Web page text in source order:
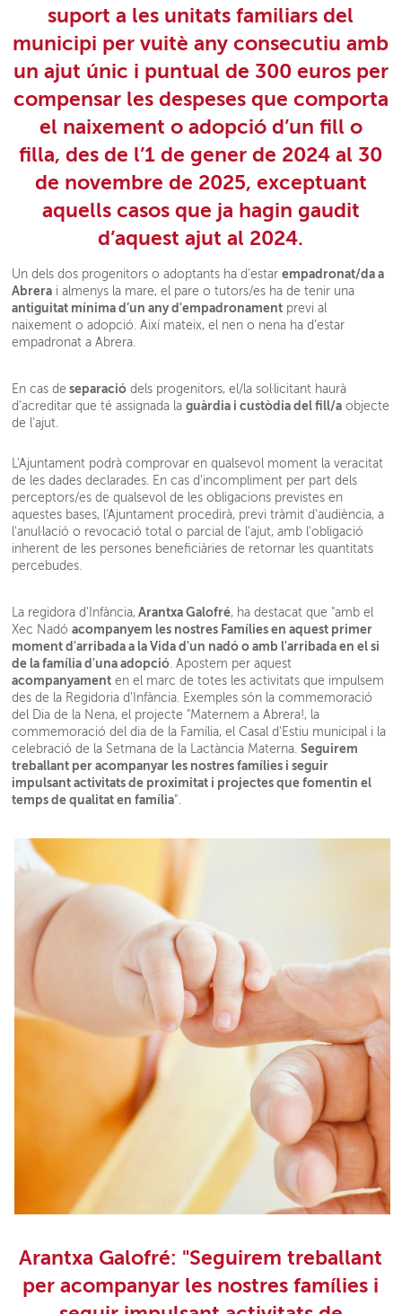
suport a les unitats familiars del
municipi per vuitè any consecutiu amb
un ajut únic i puntual de 300 euros per
compensar les despeses que comporta
el naixement o adopció d’un fill o
filla,des de l’1 de gener de 2024 al 30
de novembre de 2025, exceptuant
aquells casos que ja hagin gaudit
d’aquest ajut al 2024.
Un dels dos progenitors o adoptants ha d’estarempadronat/da a
Abrera i almenys la mare, el pare o tutors/es ha de tenir una
antiguitat mínima d’un any d'empadronament previ al
naixement o adopció. Així mateix, el nen o nena ha d’estar
empadronat a Abrera.
En cas de separació dels progenitors, el/la sol·licitant haurà
d’acreditar que té assignada laguàrdia i custòdia del fill/a objecte
de l’ajut.
L'Ajuntament podrà comprovar en qualsevol moment la veracitat
de les dades declarades. En cas d'incompliment per part dels
perceptors/es de qualsevol de les obligacions previstes en
aquestes bases, l'Ajuntament procedirà, previ tràmit d'audiència, a
l'anul·lació o revocació total o parcial de l’ajut, amb l'obligació
inherent de les persones beneficiàries de retornar les quantitats
percebudes.
La regidora d'Infància, Arantxa Galofré, ha destacat que "amb el
Xec Nadóacompanyem les nostres Famílies en aquest primer
moment d'arribada a la Vida d'un nadó o amb l'arribada en el si
de la família d'una adopció . Apostem per aquest
acompanyament en el marc de totes les activitats que impulsem
des de la Regidoria d'Infància. Exemples són la commemoració
del Dia de la Nena, el projecte "Maternem a Abrera!, la
commemoració del dia de la Família, el Casal d'Estiu municipal i la
celebració de la Setmana de la Lactància Materna.Seguirem
treballant per acompanyar les nostres famílies i seguir
impulsant activitats de proximitat i projectes que fomentin el
temps de qualitat en família”
Arantxa Galofré: "Seguirem treballant
per acompanyar les nostres famílies i